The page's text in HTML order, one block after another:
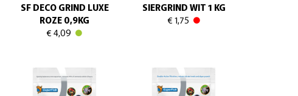
SF DECO GRIND LUXE
ROZE 0,9KG
€ 4,09
SIERGRIND WIT 1 KG
€ 1,75